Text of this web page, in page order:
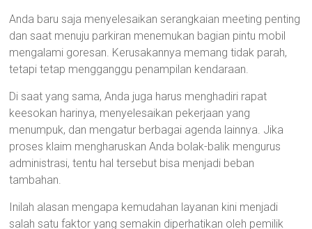
Anda baru saja menyelesaikan serangkaian meeting penting
dan saat menuju parkiran menemukan bagian pintu mobil
mengalami goresan. Kerusakannya memang tidak parah,
tetapi tetap mengganggu penampilan kendaraan.
Di saat yang sama, Anda juga harus menghadiri rapat
keesokan harinya, menyelesaikan pekerjaan yang
menumpuk, dan mengatur berbagai agenda lainnya. Jika
proses klaim mengharuskan Anda bolak-balik mengurus
administrasi, tentu hal tersebut bisa menjadi beban
tambahan.
Inilah alasan mengapa kemudahan layanan kini menjadi
salah satu faktor yang semakin diperhatikan oleh pemilik